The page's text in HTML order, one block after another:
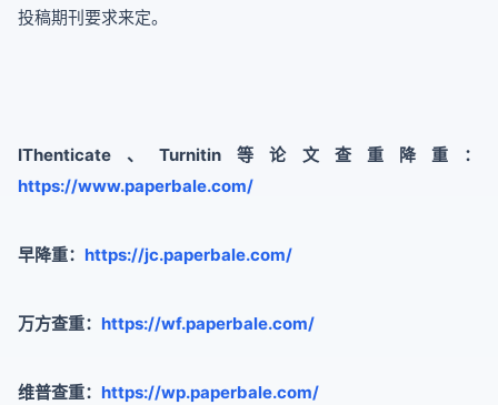
投稿期刊要求来定。
IThenticate、Turnitin等论文查重降重：
https://www.paperbale.com/
早降重： https://jc.paperbale.com/
万方查重： https://wf.paperbale.com/
维普查重： https://wp.paperbale.com/